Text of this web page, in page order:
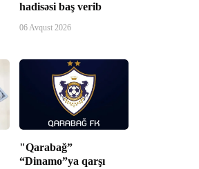
hadisəsi baş verib
06 Avqust 2026
"Qarabağ”
“Dinamo”ya qarşı